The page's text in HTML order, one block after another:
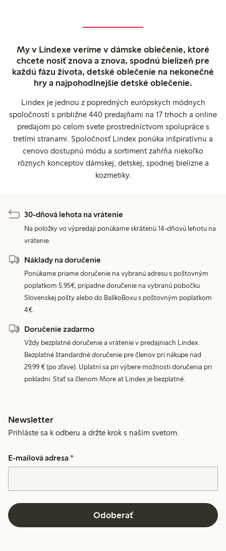
My v Lindexe veríme v dámske oblečenie, ktoré
chcete nosiť znova a znova, spodnú bielizeň pre
každú fázu života, detské oblečenie na nekonečné
hry a najpohodlnejšie detské oblečenie.
Lindex je jednou z popredných európskych módnych
spoločností s približne 440 predajňami na 17 trhoch a online
predajom po celom svete prostredníctvom spolupráce s
tretími stranami. Spoločnosť Lindex ponúka inšpiratívnu a
cenovo dostupnú módu a sortiment zahŕňa niekoľko
rôznych konceptov dámskej, detskej, spodnej bielizne a
kozmetiky.
30-dňová lehota na vrátenie
Na položky vo výpredaji ponúkame skrátenú 14-dňovú lehotu na
vrátenie.
Náklady na doručenie
Ponúkame priame doručenie na vybranú adresu s poštovným
poplatkom 5,95€, prípadne doručenie na vybranú pobočku
Slovenskej pošty alebo do BalíkoBoxu s poštovným poplatkom
4€.
Doručenie zadarmo
Vždy bezplatné doručenie a vrátenie v predajniach Lindex.
Bezplatné štandardné doručenie pre členov pri nákupe nad
29,99 € (po zľave). Uplatní sa pri výbere možnosti doručenia pri
pokladni. Stať sa členom More at Lindex je bezplatné.
Newsletter
Prihláste sa k odberu a držte krok s naším svetom.
E-mailová adresa *
Odoberať